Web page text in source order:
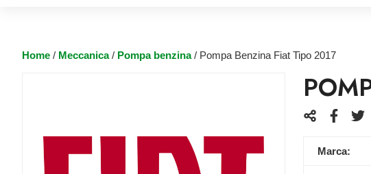
Home / Meccanica/ Pompa benzina/ Pompa Benzina Fiat Tipo 2017
Marca: